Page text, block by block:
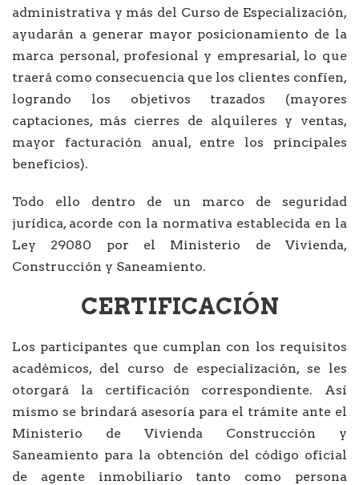
administrativa y más del Curso de Especialización,
ayudarán a generar mayor posicionamiento de la
marca personal, profesional y empresarial, lo que
traerá como consecuencia que los clientes confíen,
logrando los objetivos trazados (mayores
captaciones, más cierres de alquileres y ventas,
mayor facturación anual, entre los principales
beneficios).
Todo ello dentro de un marco de seguridad
jurídica, acorde con la normativa establecida en la
Ley 29080 por el Ministerio de Vivienda,
Construcción y Saneamiento.
CERTIFICACIÓN
Los participantes que cumplan con los requisitos
académicos, del curso de especialización, se les
otorgará la certificación correspondiente. Así
mismo se brindará asesoría para el trámite ante el
Ministerio de Vivienda Construcción y
Saneamiento para la obtención del código oficial
de agente inmobiliario tanto como persona